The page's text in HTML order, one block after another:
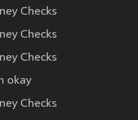
Checks
Checks
Checks
okay
Checks